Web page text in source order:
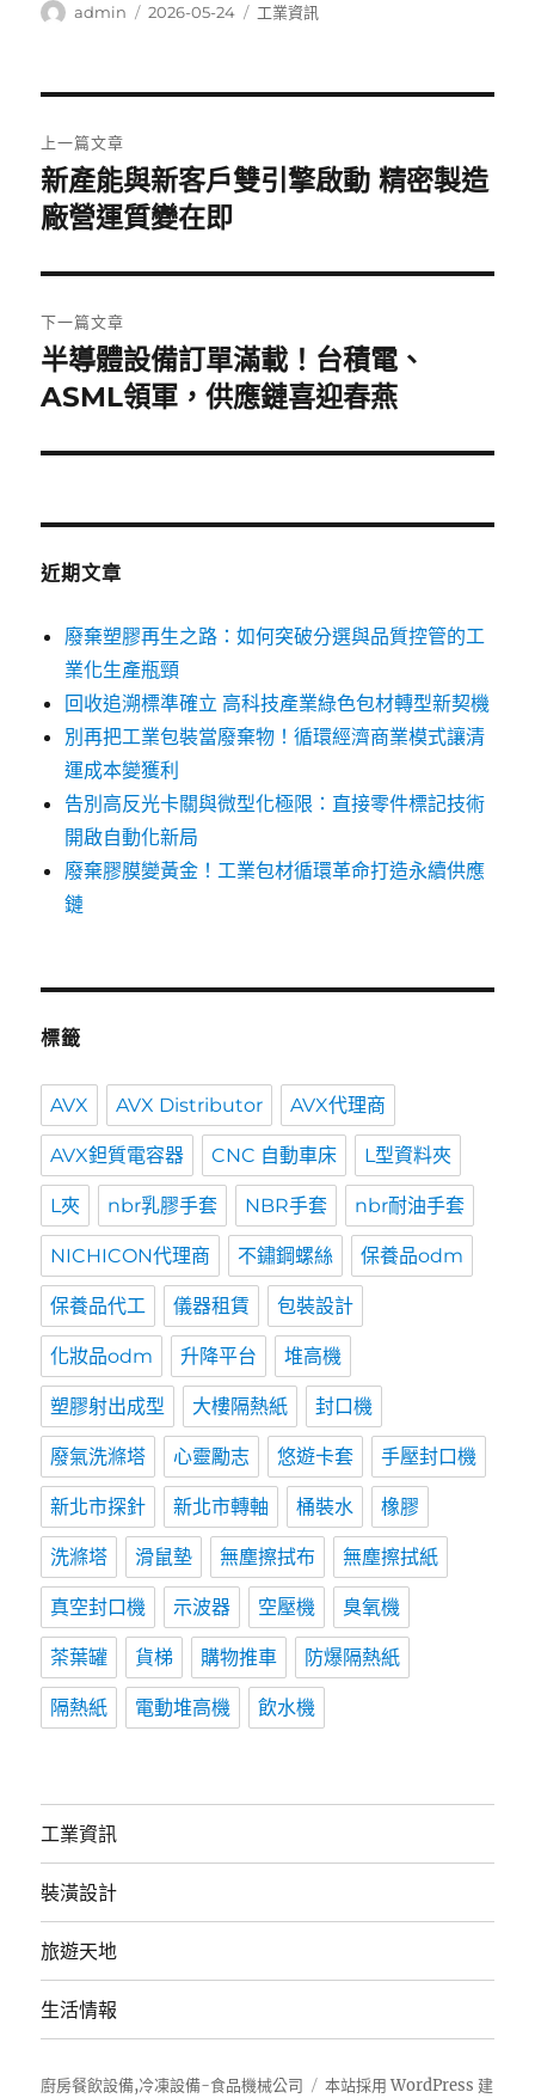
作
admin
發
2026-05-24
分
工業資訊
章
導
覽
上一篇文章
上
一
文
章:
新產能與新客戶雙引擎啟動 精密製造
廠營運質變在即
下一篇文章
下
一
文
半導體設備訂單滿載！台積電、
ASML領軍，供應鏈喜迎春燕
近期文章
廢棄塑膠再生之路：如何突破分選與品質控管的工
業化生產瓶頸
回收追溯標準確立 高科技產業綠色包材轉型新契機
別再把工業包裝當廢棄物！循環經濟商業模式讓清
運成本變獲利
告別高反光卡關與微型化極限：直接零件標記技術
開啟自動化新局
廢棄膠膜變黃金！工業包材循環革命打造永續供應
鏈
標籤
AVX AVX Distributor AVX代理商
AVX鉭質電容器 CNC 自動車床 L型資料夾
L夾 nbr乳膠手套 NBR手套 nbr耐油手套
NICHICON代理商 不鏽鋼螺絲 保養品odm
保養品代工 儀器租賃 包裝設計
化妝品odm 升降平台 堆高機
塑膠射出成型 大樓隔熱紙 封口機
廢氣洗滌塔 心靈勵志 悠遊卡套 手壓封口機
新北市探針 新北市轉軸 桶裝水 橡膠
洗滌塔 滑鼠墊 無塵擦拭布 無塵擦拭紙
真空封口機 示波器 空壓機 臭氧機
茶葉罐 貨梯 購物推車 防爆隔熱紙
隔熱紙 電動堆高機 飲水機
工業資訊
裝潢設計
旅遊天地
生活情報
廚房餐飲設備,冷凍設備-食品機械公司 本站採用 WordPress 建